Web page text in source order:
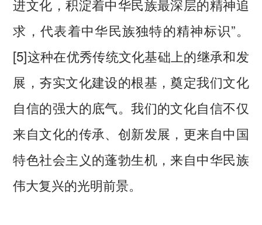
进文化，积淀着中华民族最深层的精神追
求，代表着中华民族独特的精神标识”。
[5]这种在优秀传统文化基础上的继承和发
展，夯实文化建设的根基，奠定我们文化
自信的强大的底气。我们的文化自信不仅
来自文化的传承、创新发展，更来自中国
特色社会主义的蓬勃生机，来自中华民族
伟大复兴的光明前景。